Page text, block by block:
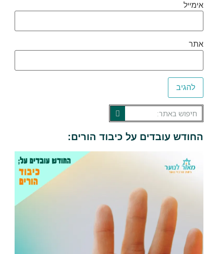
אימייל
אתר
החודש עובדים על כיבוד הורים: